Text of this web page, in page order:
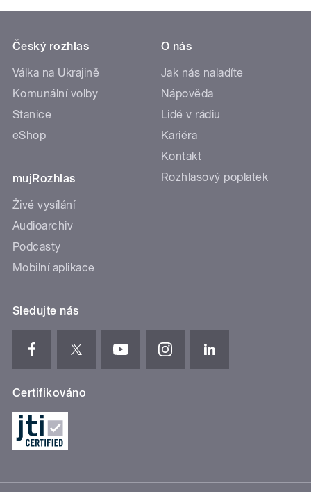
Český rozhlas
Válka na Ukrajině
Komunální volby
Stanice
eShop
mujRozhlas
Živé vysílání
Audioarchiv
Podcasty
Mobilní aplikace
O nás
Jak nás naladíte
Nápověda
Lidé v rádiu
Kariéra
Kontakt
Rozhlasový poplatek
Sledujte nás
Certifikováno